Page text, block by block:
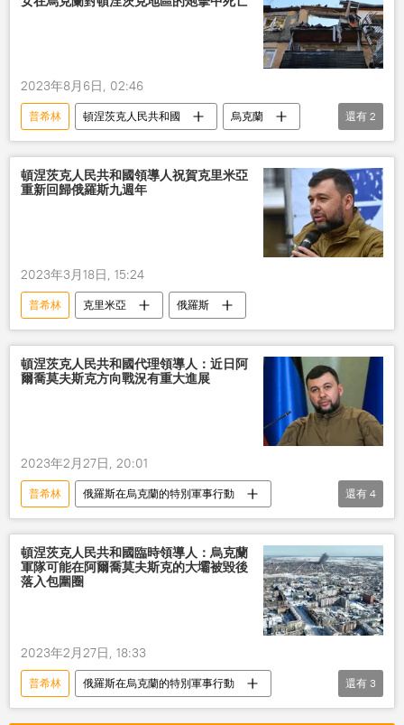
2023年8月6日, 02:46
普希林 頓涅茨克人民共和國
烏克蘭
炮擊
死亡
還有 2
頓涅茨克人民共和國領導人祝賀克里米亞
重新回歸俄羅斯九週年
2023年3月18日, 15:24
普希林 克里米亞 俄羅斯
頓涅茨克人民共和國代理領導人：近日阿
爾喬莫夫斯克方向戰況有重大進展
2023年2月27日, 20:01
普希林
俄羅斯在烏克蘭的特別軍事行動
俄羅斯
頓涅茨克
烏克蘭
衝突
還有 4
頓涅茨克人民共和國臨時領導人：烏克蘭
軍隊可能在阿爾喬莫夫斯克的大壩被毀後
落入包圍圈
2023年2月27日, 18:33
普希林
俄羅斯在烏克蘭的特別軍事行動
頓涅茨克人民共和國
烏軍 包圍圈
還有 3